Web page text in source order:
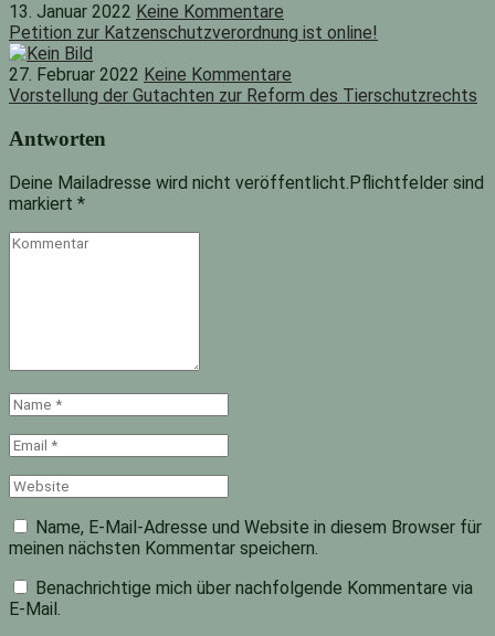
13. Januar 2022 Keine Kommentare
Petition zur Katzenschutzverordnung ist online!
27. Februar 2022 Keine Kommentare
Vorstellung der Gutachten zur Reform des Tierschutzrechts
Antworten
Deine Mailadresse wird nicht veröffentlicht.Pflichtfelder sind
markiert *
Kommentar
Name
*
Email
*
Website
Name, E-Mail-Adresse und Website in diesem Browser für
meinen nächsten Kommentar speichern.
Benachrichtige mich über nachfolgende Kommentare via
E-Mail.